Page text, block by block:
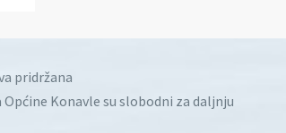
pridržana
Konavle su slobodni za daljnju